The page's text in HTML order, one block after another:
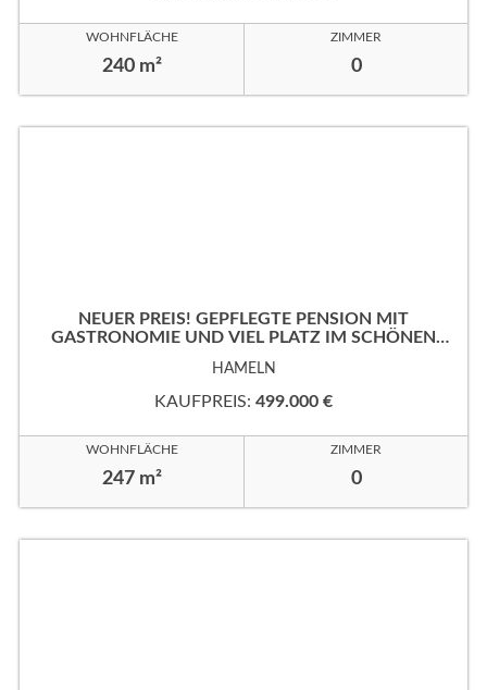
WOHNFLÄCHE
240 m²
ZIMMER
0
NEUER PREIS! GEPFLEGTE PENSION MIT
GASTRONOMIE UND VIEL PLATZ IM SCHÖNEN
HAMELN
KAUFPREIS: 499.000 €
WOHNFLÄCHE
247 m²
ZIMMER
0